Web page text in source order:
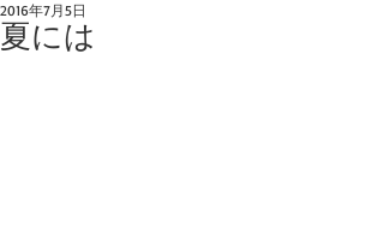
夏には
2016年7月5日